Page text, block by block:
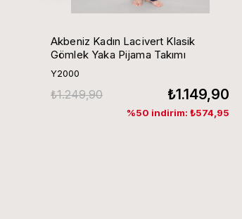
Akbeniz Kadın Lacivert Klasik
Gömlek Yaka Pijama Takımı
Y2000
₺1.149,90
₺1.249,90
%50 indirim: ₺574,95